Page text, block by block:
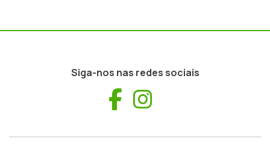
Siga-nos nas redes sociais
Facebook